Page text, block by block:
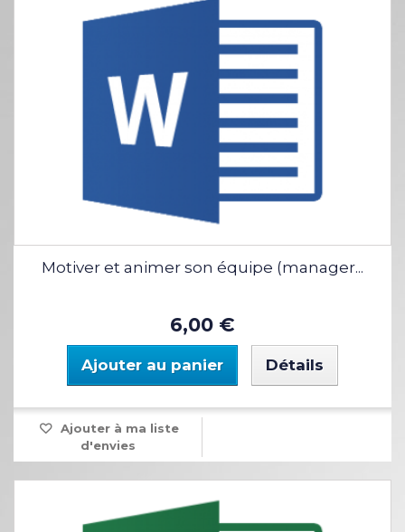
Motiver et animer son équipe (manager...
6,00 €
Ajouter au panier Détails
Ajouter à ma liste
d'envies